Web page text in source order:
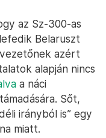
az Sz-300-as
Belaruszt
azért
alapján nincs
a náci
Sőt,
irányból is” egy
miatt.